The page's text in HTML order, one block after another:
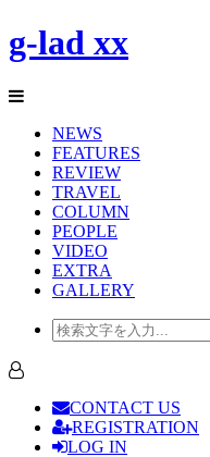
g-lad xx
NEWS
FEATURES
REVIEW
TRAVEL
COLUMN
PEOPLE
VIDEO
EXTRA
GALLERY
CONTACT US
REGISTRATION
LOG IN